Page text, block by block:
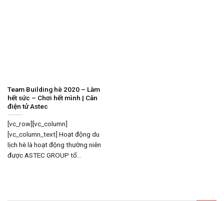
Team Building hè 2020 – Làm
hết sức – Chơi hết mình | Cân
điện tử Astec
[vc_row][vc_column]
[vc_column_text] Hoạt động du
lịch hè là hoạt động thường niên
được ASTEC GROUP tổ...